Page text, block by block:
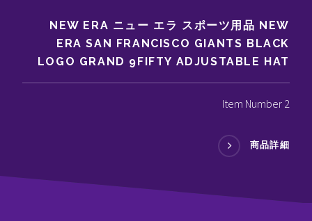
NEW ERA ニュー エラ スポーツ用品 NEW
ERA SAN FRANCISCO GIANTS BLACK
LOGO GRAND 9FIFTY ADJUSTABLE HAT
Item Number 2
商品詳細